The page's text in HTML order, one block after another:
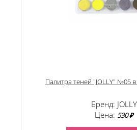
Палитра теней "JOLLY" №05 в
Бренд: JOLLY
Цена: 530 ₽